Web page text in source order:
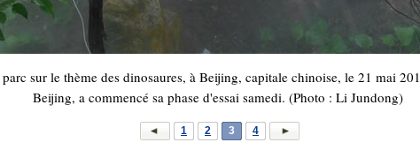
sur le thème des dinosaures, à Beijing, capitale chinoise, le 21 mai
Beijing, a commencé sa phase d'essai samedi. (Photo : Li Jundong)
1 2 3 4